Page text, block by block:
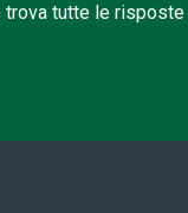
tutte le risposte